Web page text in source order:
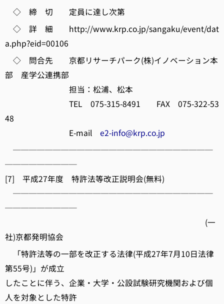
◇ 締 切 定員に達し次第
◇ 詳 細 http://www.krp.co.jp/sangaku/event/dat
a.php?eid=00106
◇ 問合先 京都リサーチパーク(株)イノベーション本
部 産学公連携部
担当：松浦、松本
TEL 075-315-8491 FAX 075-322-53
48
E-mail e2-info@krp.co.jp
─────────────────────────
─────────
[7] 平成27年度 特許法等改正説明会(無料)
─────────────────────────
─────────
(一
社)京都発明協会
「特許法等の一部を改正する法律(平成27年7月10日法律
第55号)」が成立
したことに伴う、企業・大学・公設試験研究機関および個
人を対象とした特許